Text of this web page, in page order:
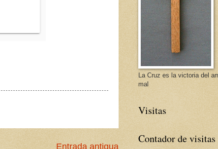
Entrada antigua
La Cruz es la victoria del
mal
Visitas
Contador de visitas